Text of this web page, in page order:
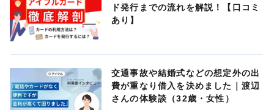
ド発行までの流れを解説！【口コミ
あり】
交通事故や結婚式などの想定外の出
費が重なり借入を決めました｜渡辺
さんの体験談（32歳・女性）